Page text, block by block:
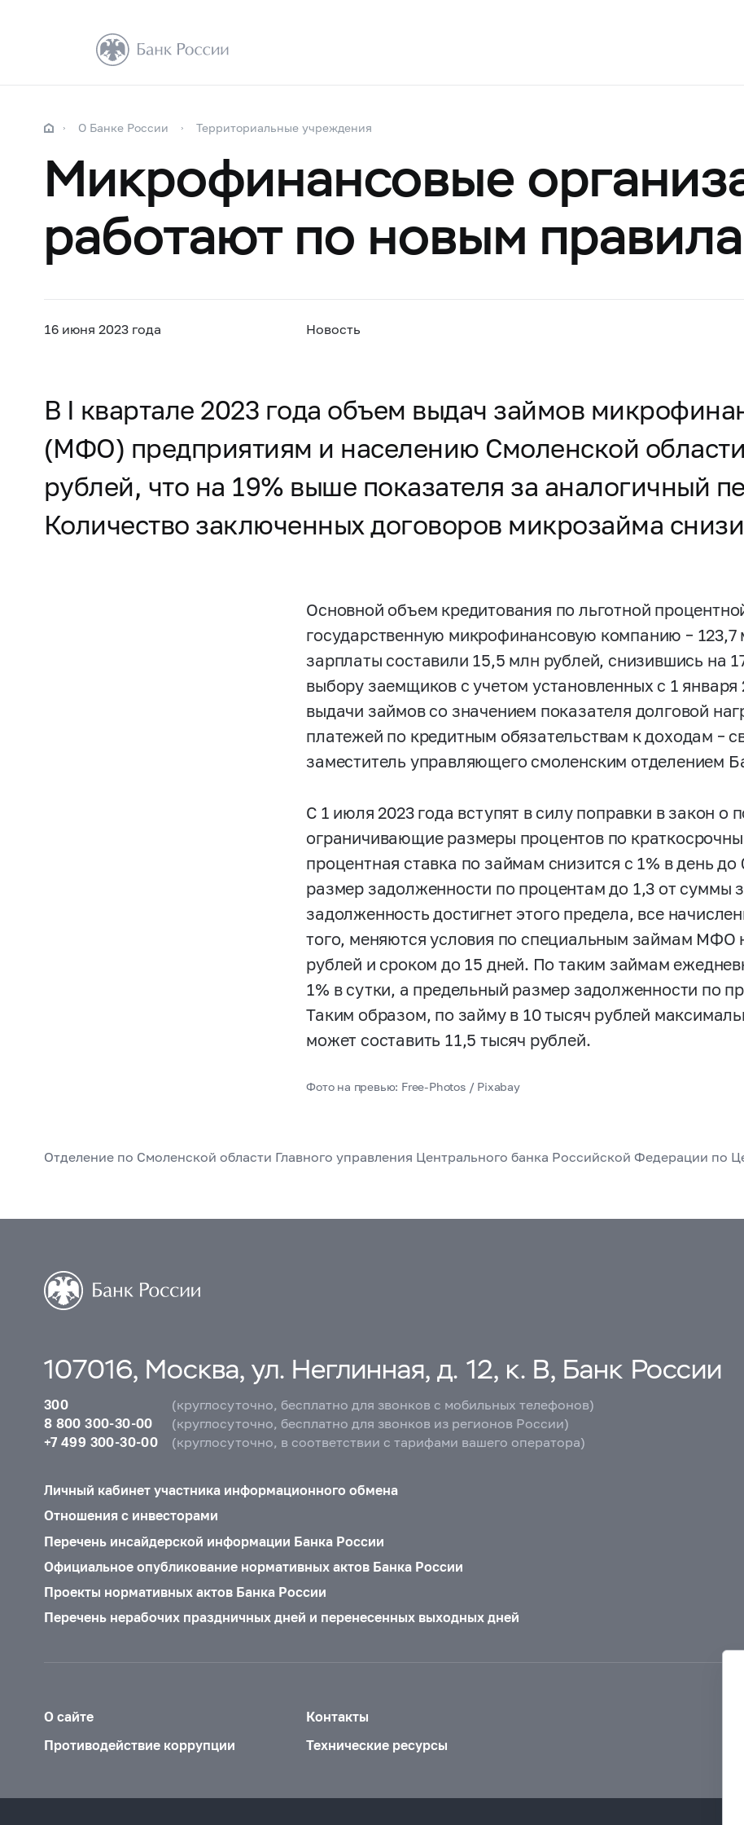
О Банке России Территориальные учреждения
Микрофинансовые
работают по новым
16 июня 2023 года Новость
В I квартале 2023 года объем выдач займов
(МФО) предприятиям и населению Смоленской
рублей, что на 19% выше показателя за аналогичный
Количество заключенных договоров микрозайма
Основной объем кредитования по льготной
государственную микрофинансовую компанию –
зарплаты составили 15,5 млн рублей, снизившись на
выбору заемщиков с учетом установленных с 1 января
выдачи займов со значением показателя долговой
платежей по кредитным обязательствам к доходам –
заместитель управляющего смоленским отделением
С 1 июля 2023 года вступят в силу поправки в закон о
ограничивающие размеры процентов по
процентная ставка по займам снизится с 1% в день
размер задолженности по процентам до 1,3 от суммы
задолженность достигнет этого предела, все
того, меняются условия по специальным займам МФО
рублей и сроком до 15 дней. По таким займам
1% в сутки, а предельный размер задолженности по
Таким образом, по займу в 10 тысяч рублей
может составить 11,5 тысяч рублей.
Фото на превью: Free-Photos / Pixabay
Отделение по Смоленской области Главного управления Центрального банка Российской Федерации по
107016, Москва, ул. Неглинная, д. 12, к. В, Банк России
300
(круглосуточно, бесплатно для звонков с мобильных телефонов)
8 800 300-30-00
(круглосуточно, бесплатно для звонков из регионов России)
+7 499 300-30-00
(круглосуточно, в соответствии с тарифами вашего оператора)
Личный кабинет участника информационного обмена
Отношения с инвесторами
Перечень инсайдерской информации Банка России
Официальное опубликование нормативных актов Банка России
Проекты нормативных актов Банка России
Перечень нерабочих праздничных дней и перенесенных выходных дней
О сайте
Контакты
Противодействие коррупции
Технические ресурсы